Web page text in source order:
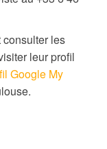
consulter les
leur profil
Google My